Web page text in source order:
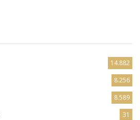
14.882
8.256
8.589
31